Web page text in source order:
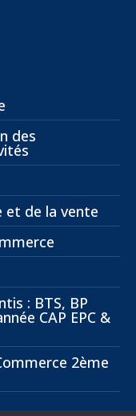
des
et de la vente
: BTS, BP
CAP EPC &
2ème